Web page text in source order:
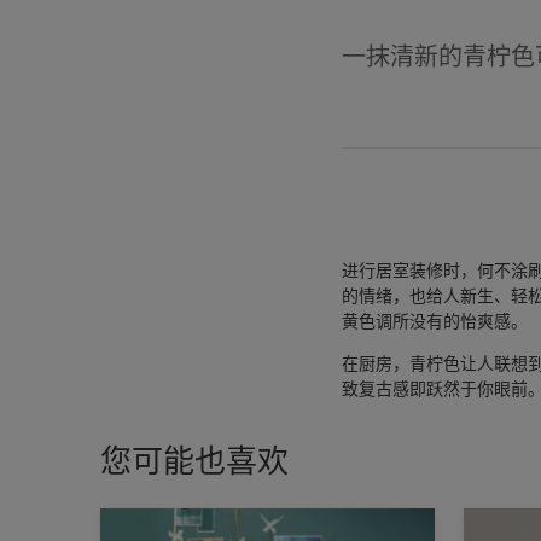
一抹清新的青柠
进行居室装修时，何不涂
的情绪，也给人新生、轻
黄色调所没有的怡爽感。
在厨房，青柠色让人联想
致复古感即跃然于你眼前
您可能也喜欢